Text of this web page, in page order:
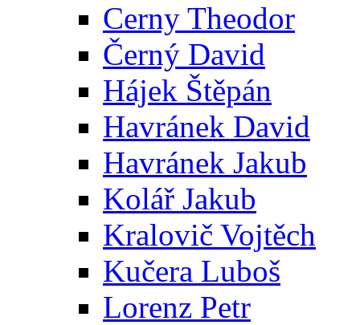
Cerny Theodor
Černý David
Hájek Štěpán
Havránek David
Havránek Jakub
Kolář Jakub
Kralovič Vojtěch
Kučera Luboš
Lorenz Petr